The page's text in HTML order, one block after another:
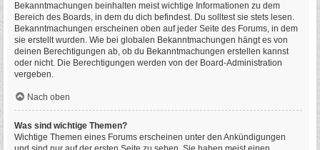
Bekanntmachungen beinhalten meist wichtige Informationen zu dem
Bereich des Boards, in dem du dich befindest. Du solltest sie stets lesen.
Bekanntmachungen erscheinen oben auf jeder Seite des Forums, in dem
sie erstellt wurden. Wie bei globalen Bekanntmachungen hängt es von
deinen Berechtigungen ab, ob du Bekanntmachungen erstellen kannst
oder nicht. Die Berechtigungen werden von der Board-Administration
vergeben.
Nach oben
Was sind wichtige Themen?
Wichtige Themen eines Forums erscheinen unter den Ankündigungen